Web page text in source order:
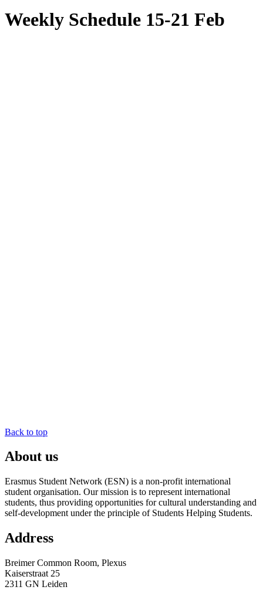
Weekly Schedule 15-21 Feb
Back to top
About us
Erasmus Student Network (ESN) is a non-profit international
student organisation. Our mission is to represent international
students, thus providing opportunities for cultural understanding and
self-development under the principle of Students Helping Students.
Address
Breimer Common Room, Plexus
Kaiserstraat 25
2311 GN Leiden